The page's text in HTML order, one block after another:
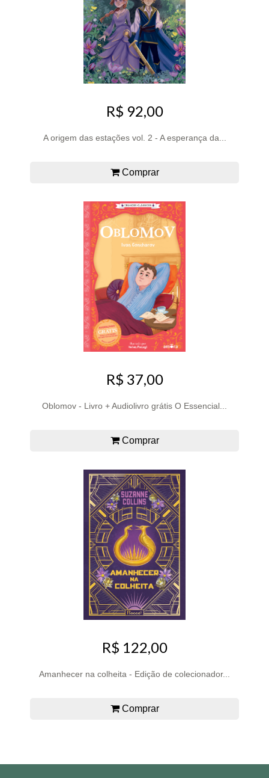
R$ 92,00
A origem das estações vol. 2 - A esperança da...
Comprar
R$ 37,00
Oblomov - Livro + Audiolivro grátis O Essencial...
Comprar
R$ 122,00
Amanhecer na colheita - Edição de colecionador...
Comprar